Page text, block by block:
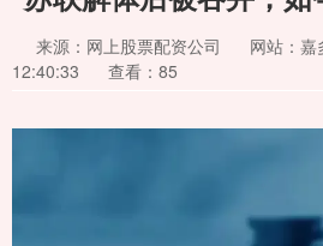
来源：网上股票配资公司 网站：嘉
12:40:33
查看：85